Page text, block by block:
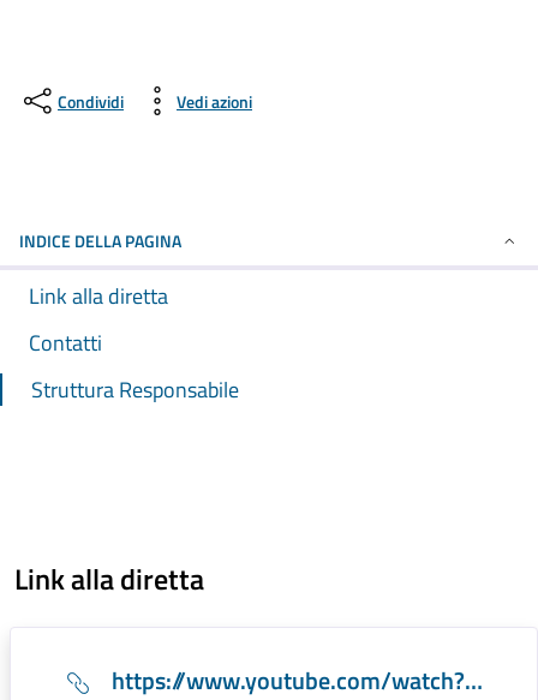
Condividi Vedi azioni
INDICE DELLA PAGINA
Link alla diretta
Contatti
Struttura Responsabile
Link alla diretta
https://www.youtube.com/watch?v=z5T2O-J9bRw